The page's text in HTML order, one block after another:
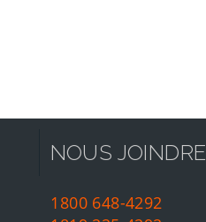
NOUS JOINDRE
1800 648-4292